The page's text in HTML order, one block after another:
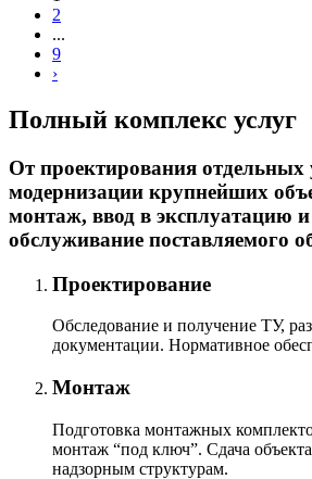
2
...
9
›
Полный комплекс услуг
От проектирования отдельных
модернизации крупнейших
монтаж, ввод в эксплуатацию и
обслуживание поставляемого
Проектирование
Обследование и получение ТУ,
документации. Нормативное
Монтаж
Подготовка монтажных
монтаж “под ключ”. Сдача
надзорным структурам.